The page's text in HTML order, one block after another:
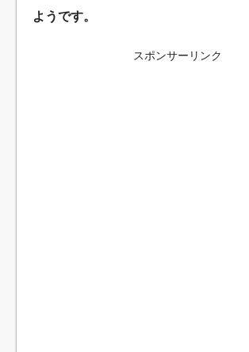
ようです。
スポンサーリンク